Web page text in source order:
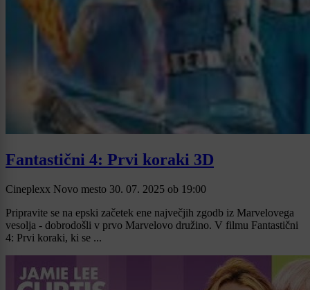
Fantastični 4: Prvi koraki 3D
Cineplexx Novo mesto 30. 07. 2025 ob 19:00
Pripravite se na epski začetek ene največjih zgodb iz Marvelovega
vesolja - dobrodošli v prvo Marvelovo družino. V filmu Fantastični
4: Prvi koraki, ki se ...